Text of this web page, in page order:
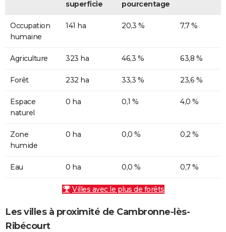
superficie pourcentage
Occupation
humaine
141 ha 20,3 % 7,7 %
Agriculture 323 ha 46,3 % 63,8 %
Forêt 232 ha 33,3 % 23,6 %
Espace
naturel
0 ha 0,1 % 4,0 %
Zone
humide
0 ha 0,0 % 0,2 %
Eau 0 ha 0,0 % 0,7 %
Villes avec le plus de forêts
Les villes à proximité de Cambronne-lès-
Ribécourt